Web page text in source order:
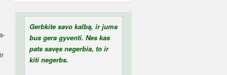
Gerbkite savo kalbą, ir jums
bus gera gyventi. Nes kas
pats savęs negerbia, to ir
kiti negerbs.